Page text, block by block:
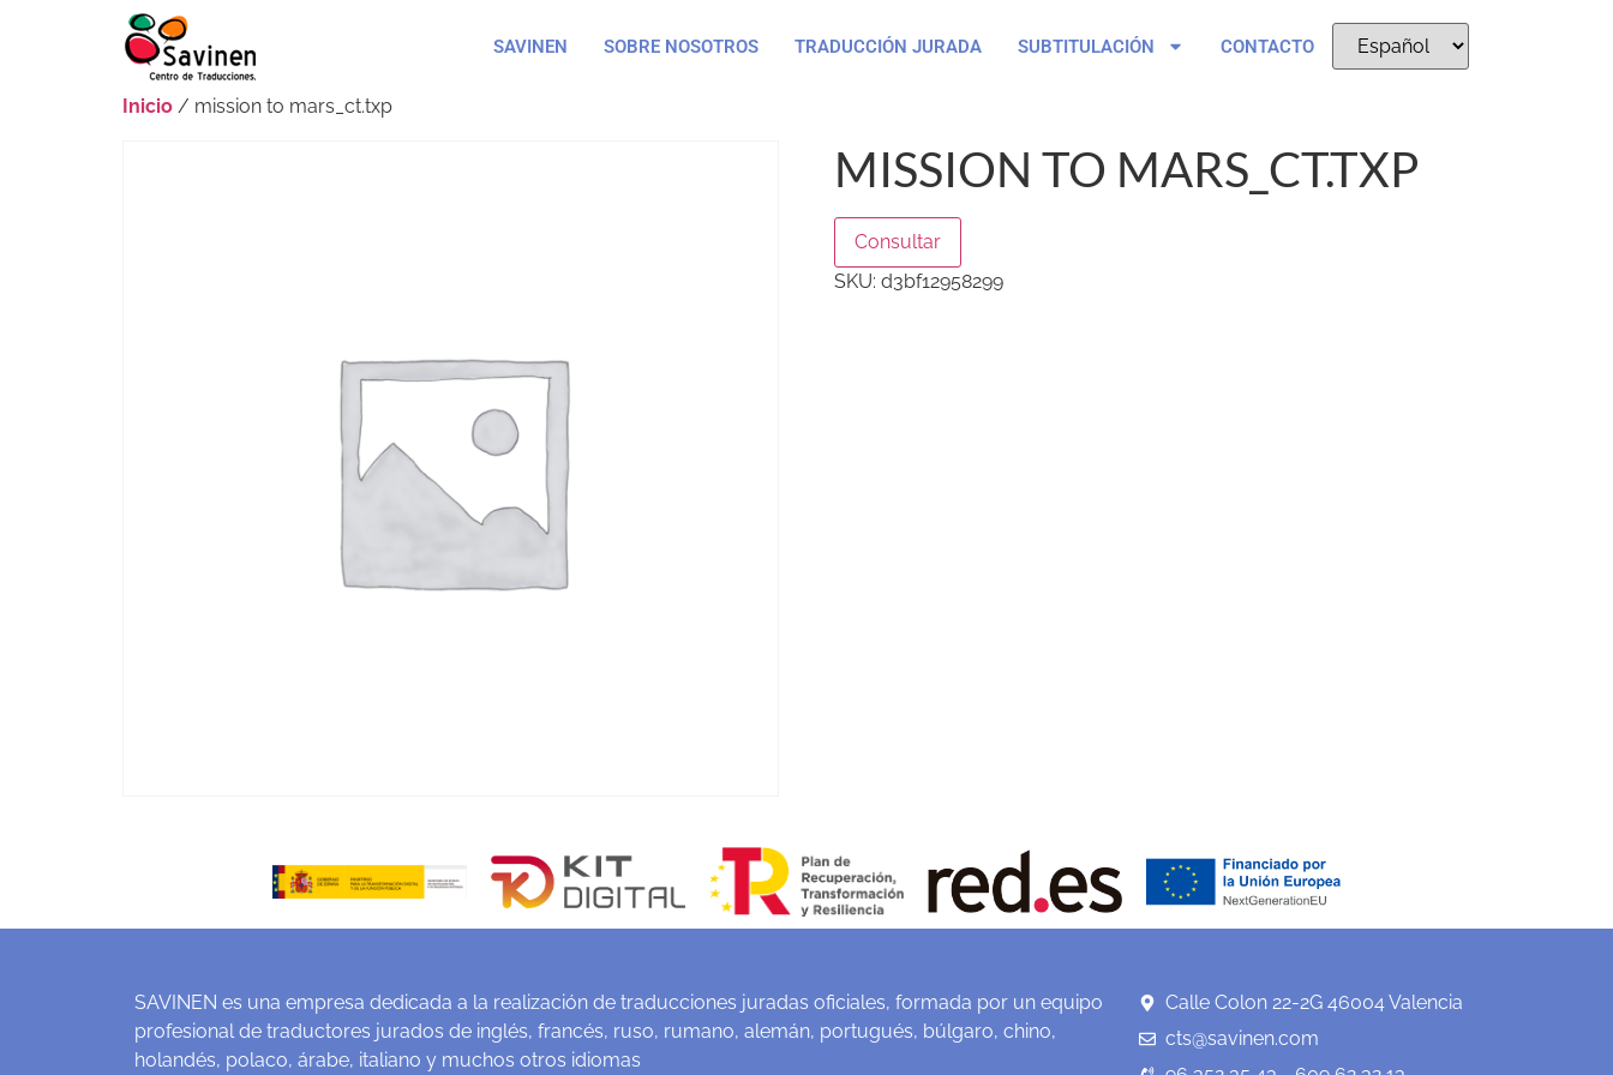
SAVINEN SOBRE NOSOTROS TRADUCCIÓN JURADA SUBTITULACIÓN CONTACTO
Inicio / mission to mars_ct.txp
MISSION TO MARS_CT.TXP
Consultar
SKU: d3bf12958299
SAVINEN es una empresa dedicada a la realización de traducciones juradas oficiales, formada por un equipo
profesional de traductores jurados de inglés, francés, ruso, rumano, alemán, portugués, búlgaro, chino,
holandés, polaco, árabe, italiano y muchos otros idiomas
Calle Colon 22-2G 46004 Valencia
cts@savinen.com